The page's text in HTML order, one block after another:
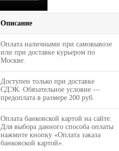
Описание
Оплата наличными при самовывозе
или при доставке курьером по
Москве.
Доступен только при доставке
СДЭК. Обязательное условие —
предоплата в размере 200 руб.
Оплата банковской картой на сайте.
Для выбора данного способа оплаты
нажмите кнопку «Оплата заказа
банковской картой».